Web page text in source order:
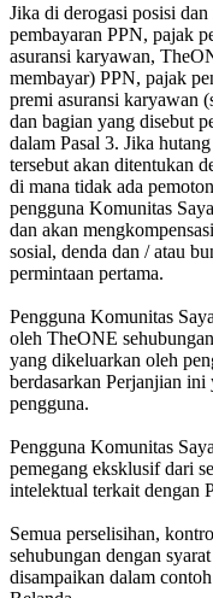
Jika di derogasi posisi
pembayaran PPN, pajak
asuransi karyawan,
membayar) PPN, pajak
premi asuransi karyawan
dan bagian yang disebut
dalam Pasal 3. Jika
tersebut akan ditentukan
di mana tidak ada
pengguna Komunitas
dan akan
sosial, denda dan / atau
permintaan pertama.
Pengguna Komunitas
oleh TheONE
yang dikeluarkan oleh
berdasarkan Perjanjian ini
pengguna.
Pengguna Komunitas
pemegang eksklusif dari
intelektual terkait dengan
Semua perselisihan,
sehubungan dengan
disampaikan dalam